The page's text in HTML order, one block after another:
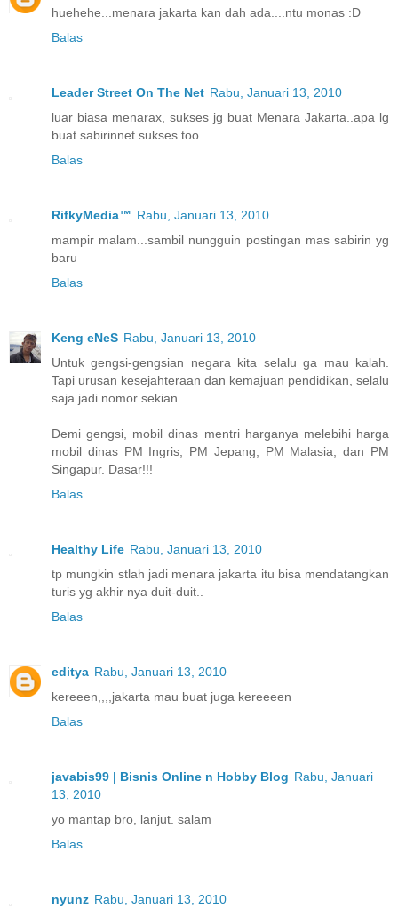
huehehe...menara jakarta kan dah ada....ntu monas :D
Balas
Leader Street On The Net Rabu, Januari 13, 2010
luar biasa menarax, sukses jg buat Menara Jakarta..apa lg
buat sabirinnet sukses too
Balas
RifkyMedia™ Rabu, Januari 13, 2010
mampir malam...sambil nungguin postingan mas sabirin yg
baru
Balas
Keng eNeS Rabu, Januari 13, 2010
Untuk gengsi-gengsian negara kita selalu ga mau kalah.
Tapi urusan kesejahteraan dan kemajuan pendidikan, selalu
saja jadi nomor sekian.
Demi gengsi, mobil dinas mentri harganya melebihi harga
mobil dinas PM Ingris, PM Jepang, PM Malasia, dan PM
Singapur. Dasar!!!
Balas
Healthy Life Rabu, Januari 13, 2010
tp mungkin stlah jadi menara jakarta itu bisa mendatangkan
turis yg akhir nya duit-duit..
Balas
editya Rabu, Januari 13, 2010
kereeen,,,,jakarta mau buat juga kereeeen
Balas
javabis99 | Bisnis Online n Hobby Blog Rabu, Januari
13, 2010
yo mantap bro, lanjut. salam
Balas
nyunz Rabu, Januari 13, 2010